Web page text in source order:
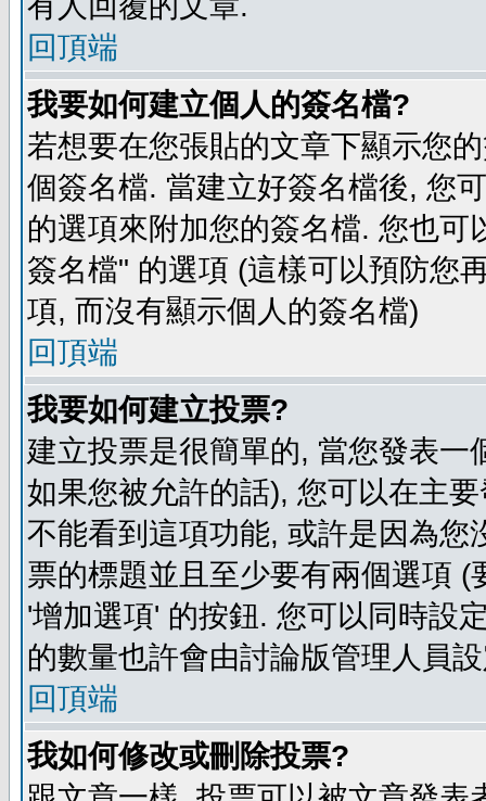
回頂端
我要如何建立個人的簽名檔?
若想要在您張貼的文章下顯示您
個簽名檔. 當建立好簽名檔後, 您
的選項來附加您的簽名檔. 您也
簽名檔" 的選項 (這樣可以預防您
項, 而沒有顯示個人的簽名檔)
回頂端
我要如何建立投票?
建立投票是很簡單的, 當您發表
如果您被允許的話), 您可以在主
不能看到這項功能, 或許是因為
票的標題並且至少要有兩個選項
'增加選項' 的按鈕. 您可以同時設
的數量也許會由討論版管理人員
回頂端
我如何修改或刪除投票?